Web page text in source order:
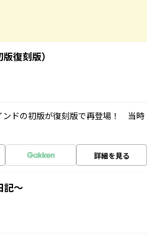
復刻版）
ンドの初版が復刻版で再登場！ 当時
詳細を見る
記～